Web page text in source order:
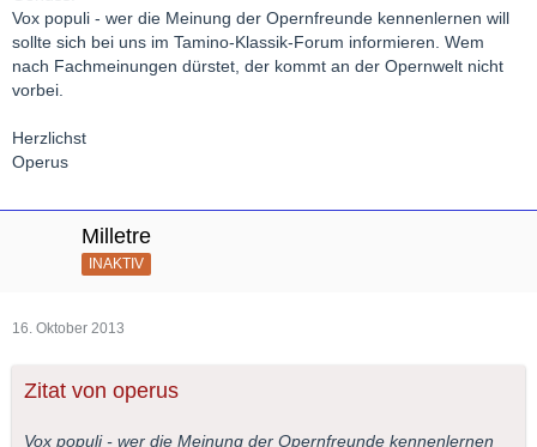
Vox populi - wer die Meinung der Opernfreunde kennenlernen will
sollte sich bei uns im Tamino-Klassik-Forum informieren. Wem
nach Fachmeinungen dürstet, der kommt an der Opernwelt nicht
vorbei.
Herzlichst
Operus
Milletre
INAKTIV
16. Oktober 2013
Zitat von operus
Vox populi - wer die Meinung der Opernfreunde kennenlernen